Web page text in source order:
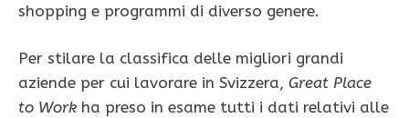
shopping e programmi di diverso genere.
Per stilare la classifica delle migliori grandi
aziende per cui lavorare in Svizzera, Great Place
to Work ha preso in esame tutti i dati relativi alle